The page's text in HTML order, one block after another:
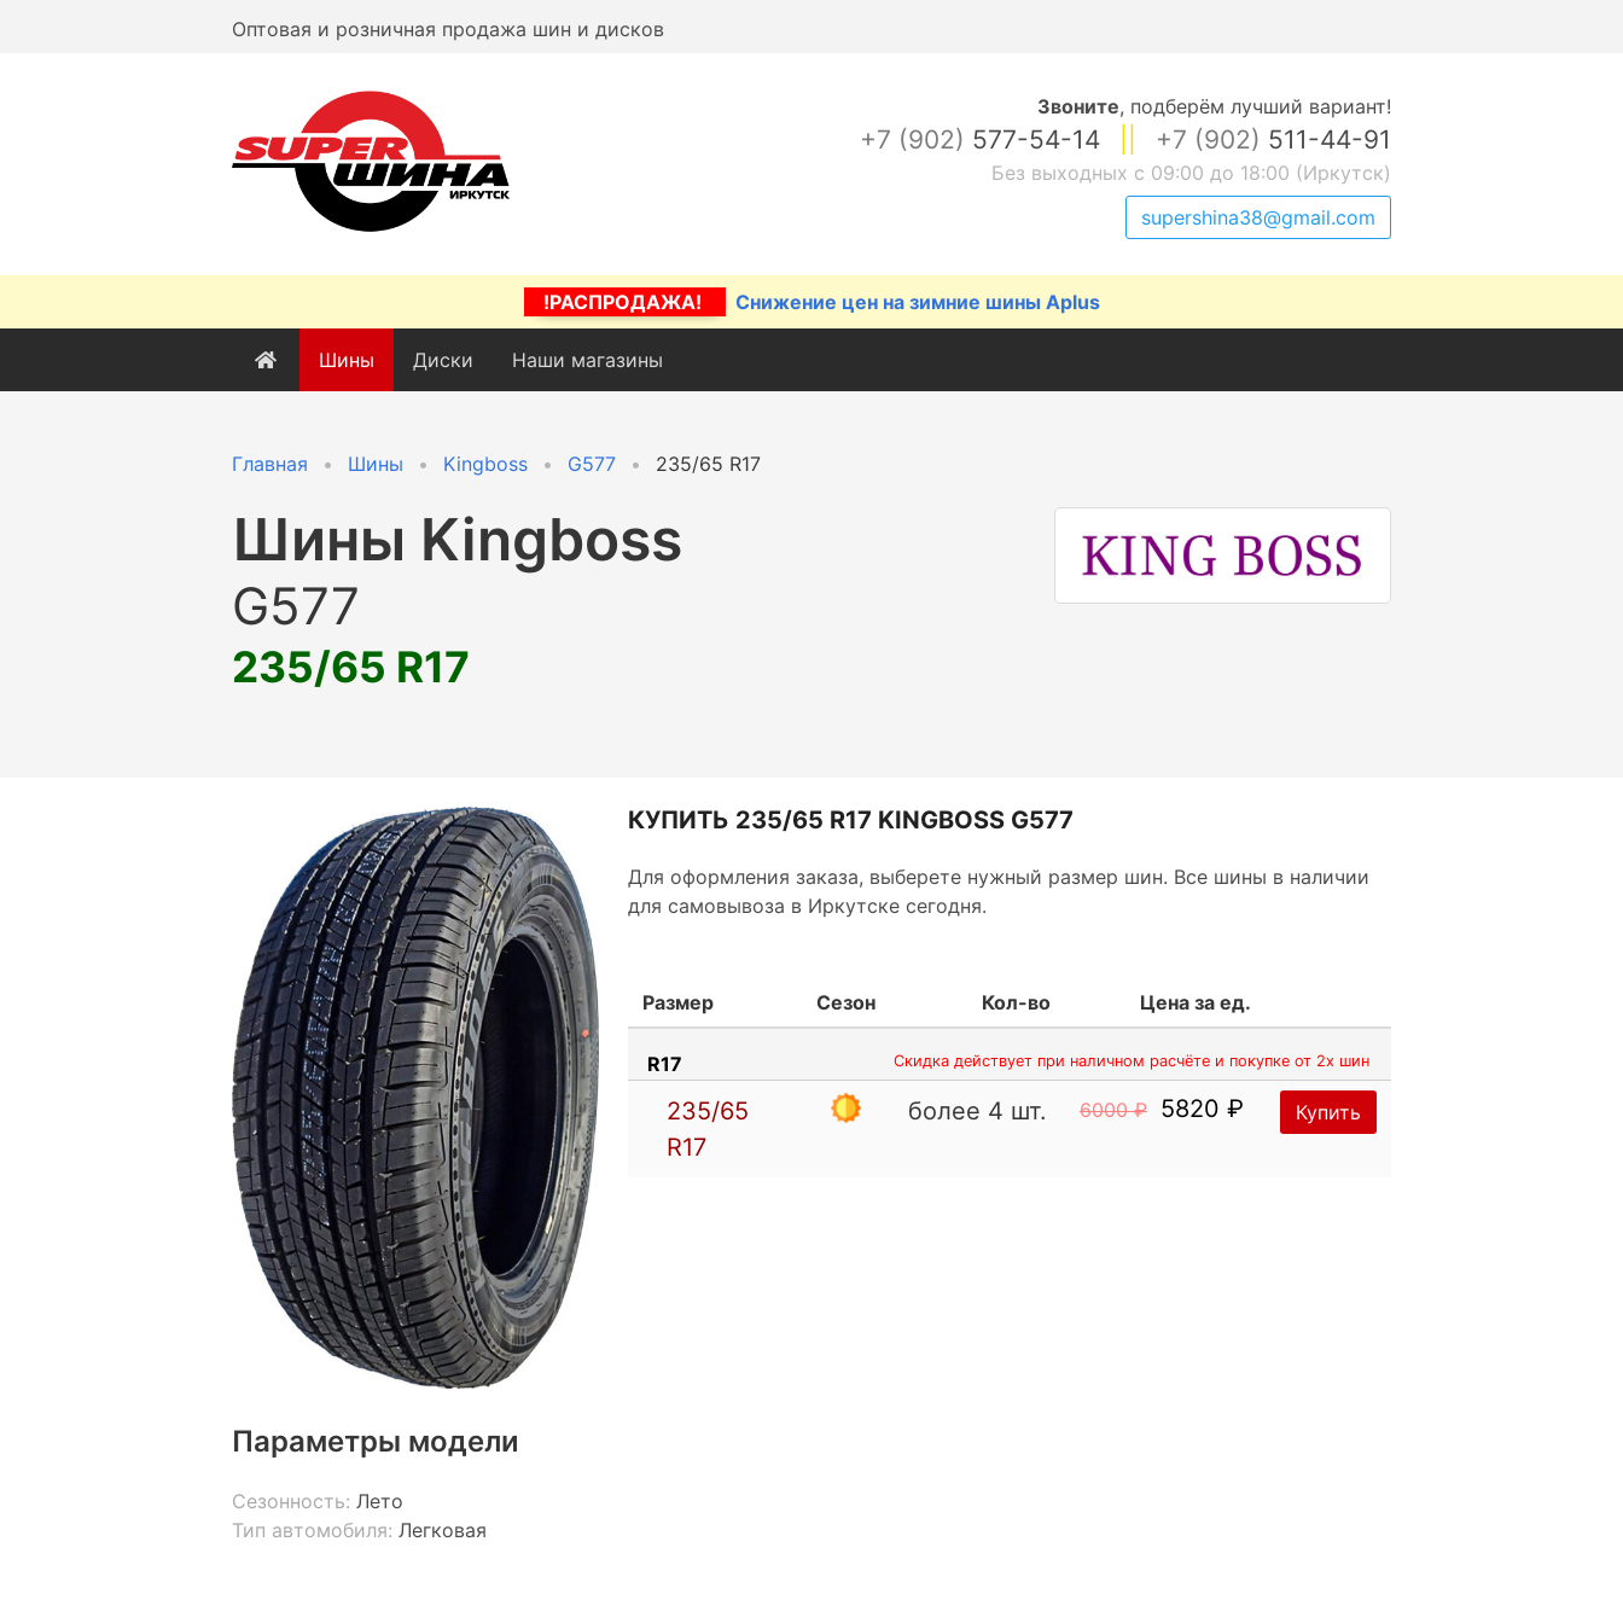
Оптовая и розничная продажа шин и дисков
Звоните, подберём лучший вариант!
+7 (902) 577-54-14 +7 (902) 511-44-91
Без выходных с 09:00 до 18:00 (Иркутск)
supershina38@gmail.com
!РАСПРОДАЖА! Снижение цен на зимние шины Aplus
Шины Диски Наши магазины
Главная Шины Kingboss G577 235/65 R17
Шины Kingboss
G577
235/65 R17
Параметры модели
Сезонность: Лето
Тип автомобиля: Легковая
КУПИТЬ 235/65 R17 KINGBOSS G577
Для оформления заказа, выберете нужный размер шин. Все шины в наличии
для самовывоза в Иркутске сегодня.
Размер Сезон Кол-во Цена за ед.
R17 Скидка действует при наличном расчёте и покупке от 2х шин
235/65
R17
более 4 шт. 6000 ₽ 5820 ₽ Купить